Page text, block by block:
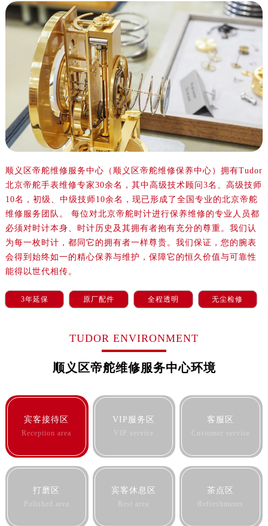
顺义区帝舵维修服务中心（顺义区帝舵维修保养中心）拥有Tudor
北京帝舵手表维修专家30余名，其中高级技术顾问3名、高级技师
10名，初级、中级技师10余名，现已形成了全国专业的北京帝舵
维修服务团队。 每位对北京帝舵时计进行保养维修的专业人员都
必须对时计本身、时计历史及其拥有者抱有充分的尊重。我们认
为每一枚时计，都同它的拥有者一样尊贵。我们保证，您的腕表
会得到始终如一的精心保养与维护，保障它的恒久价值与可靠性
能得以世代相传。
3年延保 原厂配件 全程透明 无尘检修
TUDOR ENVIRONMENT
顺义区帝舵维修服务中心环境
宾客接待区
Reception area
VIP服务区
VIP service
客服区
Customer service
打磨区
Polished area
宾客休息区
Rest area
茶点区
Refreshments